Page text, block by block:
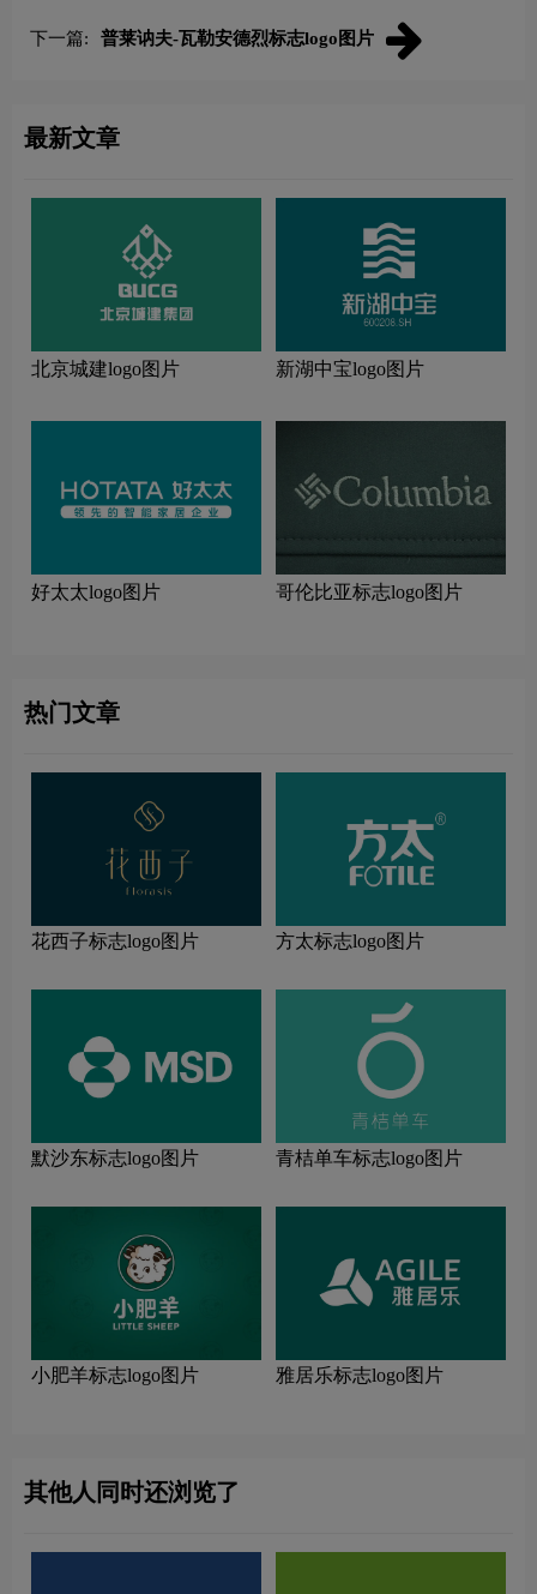
下一篇: 普莱讷夫-瓦勒安德烈标志logo图片
最新文章
北京城建logo图片 新湖中宝logo图片
好太太logo图片 哥伦比亚标志logo图片
热门文章
花西子标志logo图片 方太标志logo图片
默沙东标志logo图片 青桔单车标志logo图片
小肥羊标志logo图片 雅居乐标志logo图片
其他人同时还浏览了